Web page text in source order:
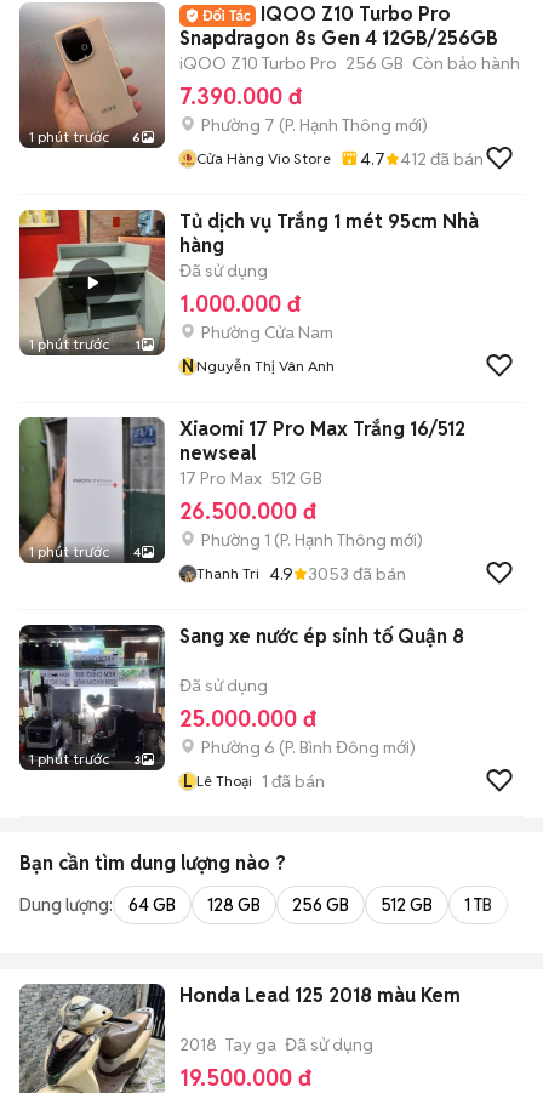
1 phút trước 6
IQOO Z10 Turbo Pro
Snapdragon 8s Gen 4 12GB/256GB
iQOO Z10 Turbo Pro 256 GB Còn bảo hành
7.390.000 đ
Phường 7 (P. Hạnh Thông mới)
Cửa Hàng Vio Store 4.7 412 đã bán
1 phút trước 1
Tủ dịch vụ Trắng 1 mét 95cm Nhà
hàng
Đã sử dụng
1.000.000 đ
Phường Cửa Nam
NNguyễn Thị Vân Anh
1 phút trước 4
Xiaomi 17 Pro Max Trắng 16/512
newseal
17 Pro Max 512 GB
26.500.000 đ
Phường 1 (P. Hạnh Thông mới)
Thanh Tri 4.9 3053 đã bán
1 phút trước 3
Sang xe nước ép sinh tố Quận 8
Đã sử dụng
25.000.000 đ
Phường 6 (P. Bình Đông mới)
L Lê Thoại 1 đã bán
Bạn cần tìm dung lượng nào ?
Dung lượng: 64 GB 128 GB 256 GB 512 GB 1 TB
Honda Lead 125 2018 màu Kem
2018 Tay ga Đã sử dụng
19.500.000 đ